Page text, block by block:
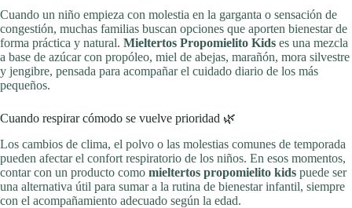
Cuando un niño empieza con molestia en la garganta o sensación de
congestión, muchas familias buscan opciones que aporten bienestar de
forma práctica y natural. Mieltertos Propomielito Kids es una mezcla
a base de azúcar con propóleo, miel de abejas, marañón, mora silvestre
y jengibre, pensada para acompañar el cuidado diario de los más
pequeños.
Cuando respirar cómodo se vuelve prioridad 🌿
Los cambios de clima, el polvo o las molestias comunes de temporada
pueden afectar el confort respiratorio de los niños. En esos momentos,
contar con un producto como mieltertos propomielito kids puede ser
una alternativa útil para sumar a la rutina de bienestar infantil, siempre
con el acompañamiento adecuado según la edad.